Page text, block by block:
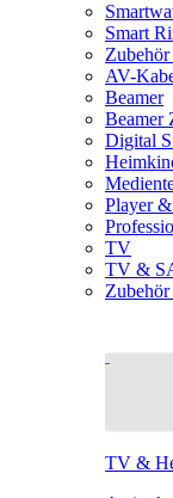
Smart
Zubehör
AV-
Beamer
Beamer
Digital
Player
TV
TV &
TV &